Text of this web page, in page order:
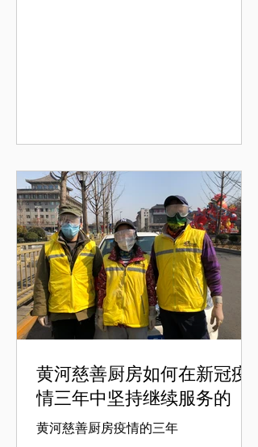
黄河慈善厨房如何在新冠疫
情三年中坚持继续服务的
黄河慈善厨房疫情的三年